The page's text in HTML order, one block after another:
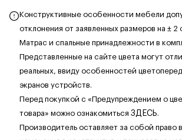
Конструктивные особенности мебели
отклонения от заявленных размеров на ± 2
Матрас и спальные принадлежности в
Представленные на сайте цвета могут
реальных, ввиду особенностей
экранов устройств.
Перед покупкой с «Предупреждением о
товара» можно ознакомиться ЗДЕСЬ.
Производитель оставляет за собой право